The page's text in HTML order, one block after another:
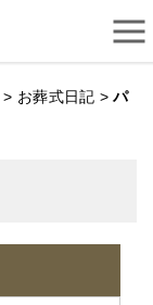
> お葬式日記 >パ